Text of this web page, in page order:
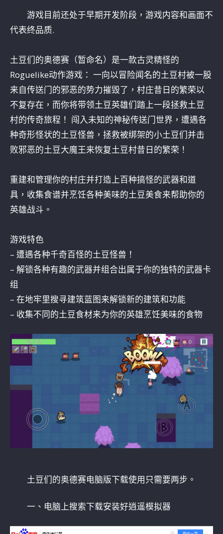
游戏目前还处于早期开发阶段，游戏内容和画面不
代表终品质.
土豆们的奥德赛（暂命名）是一款古灵精怪的
Roguelike动作游戏： 一向以冒险闻名的土豆村被一股
来自传送门的邪恶的势力摧毁了，村庄昔日的繁荣以
不复存在，而你将带领土豆英雄们踏上一段拯救土豆
村的传奇旅程！ 闯入未知的神秘传送门世界，遭遇各
种奇形怪状的土豆怪兽，拯救被绑架的小土豆们并击
败邪恶的土豆大魔王来恢复土豆村昔日的繁荣！
重建和管理你的村庄并打造上百种搞怪的武器和道
具，收集食谱并烹饪各种美味的土豆美食来帮助你的
英雄战斗。
游戏特色
– 遭遇各种千奇百怪的土豆怪兽！
– 解锁各种有趣的武器并组合出属于你的独特的武器卡
组
– 在地牢里搜寻建筑蓝图来解锁新的建筑和功能
– 收集不同的土豆食材来为你的英雄烹饪美味的食物
土豆们的奥德赛电脑版下载使用只需要两步。
一、电脑上搜索下载安装好逍遥模拟器